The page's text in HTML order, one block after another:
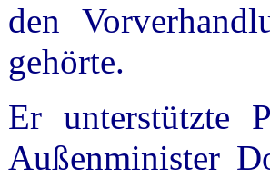
den
gehörte.
Er unterstützte
Außenminister